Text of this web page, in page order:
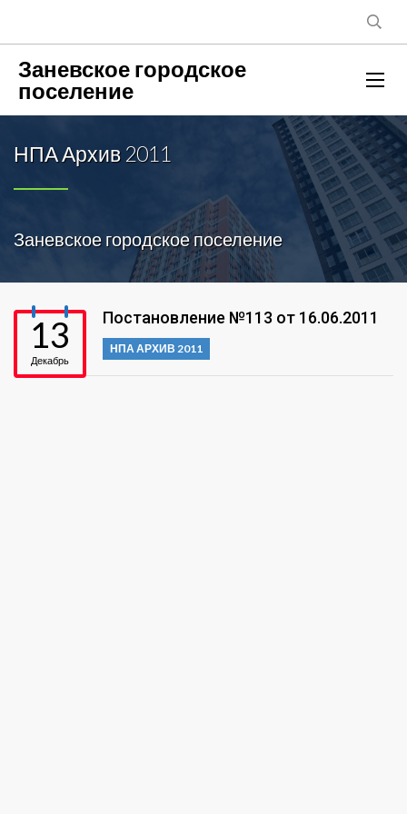
Заневское городское
поселение
НПА Архив 2011
Заневское городское поселение
13
Декабрь
Постановление №113 от 16.06.2011
НПА АРХИВ 2011